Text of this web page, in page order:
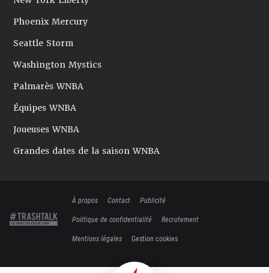
Phoenix Mercury
Seattle Storm
Washington Mystics
Palmarès WNBA
Équipes WNBA
Joueuses WNBA
Grandes dates de la saison WNBA
À propos Contact
Publicité
Politique de confidentialité
Recrutement
Mentions légales
Gestion cookies